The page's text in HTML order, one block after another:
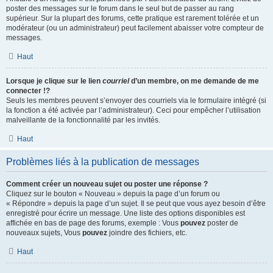
poster des messages sur le forum dans le seul but de passer au rang
supérieur. Sur la plupart des forums, cette pratique est rarement tolérée et un
modérateur (ou un administrateur) peut facilement abaisser votre compteur de
messages.
Haut
Lorsque je clique sur le lien courrield’un membre, on me demande de me
connecter !?
Seuls les membres peuvent s’envoyer des courriels via le formulaire intégré (si
la fonction a été activée par l’administrateur). Ceci pour empêcher l’utilisation
malveillante de la fonctionnalité par les invités.
Haut
Problèmes liés à la publication de messages
Comment créer un nouveau sujet ou poster une réponse ?
Cliquez sur le bouton « Nouveau » depuis la page d’un forum ou
« Répondre » depuis la page d’un sujet. Il se peut que vous ayez besoin d’être
enregistré pour écrire un message. Une liste des options disponibles est
affichée en bas de page des forums, exemple : Vous pouvez poster de
nouveaux sujets, Vous pouvez joindre des fichiers, etc.
Haut